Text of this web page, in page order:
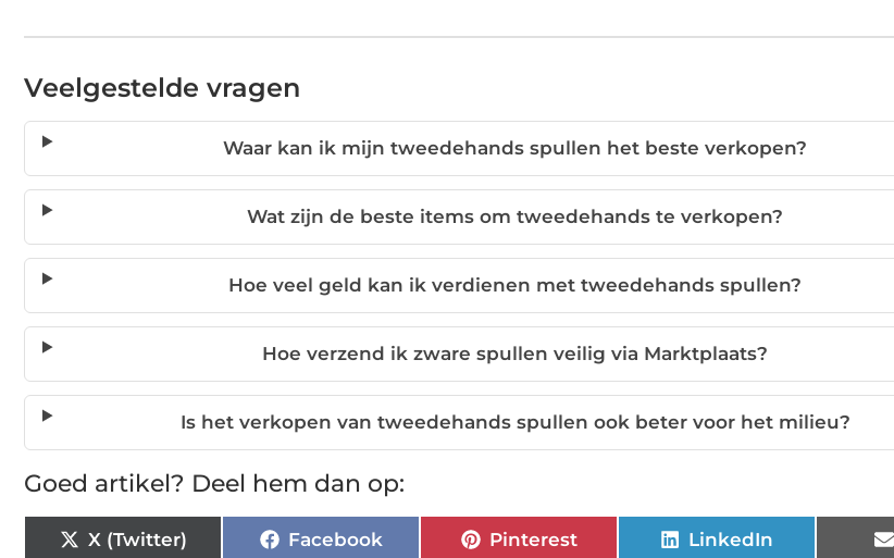
Veelgestelde vragen
Waar kan ik mijn tweedehands spullen het beste verkopen?
Wat zijn de beste items om tweedehands te verkopen?
Hoe veel geld kan ik verdienen met tweedehands spullen?
Hoe verzend ik zware spullen veilig via Marktplaats?
Is het verkopen van tweedehands spullen ook beter voor het milieu?
Goed artikel? Deel hem dan op:
X (Twitter) Facebook Pinterest LinkedIn